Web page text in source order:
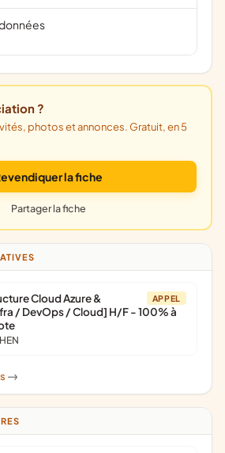
?
la fiche
Partager la fiche
APPEL
Cloud Azure &
/ DevOps / Cloud] H/F - 100% à
->